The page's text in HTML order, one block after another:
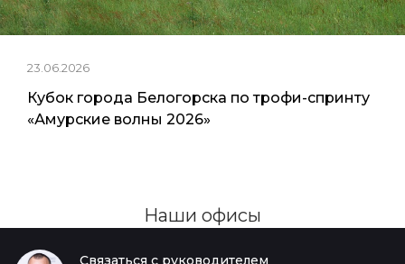
23.06.2026
Кубок города Белогорска по трофи-спринту
«Амурские волны 2026»
Наши офисы
Связаться с руководителем